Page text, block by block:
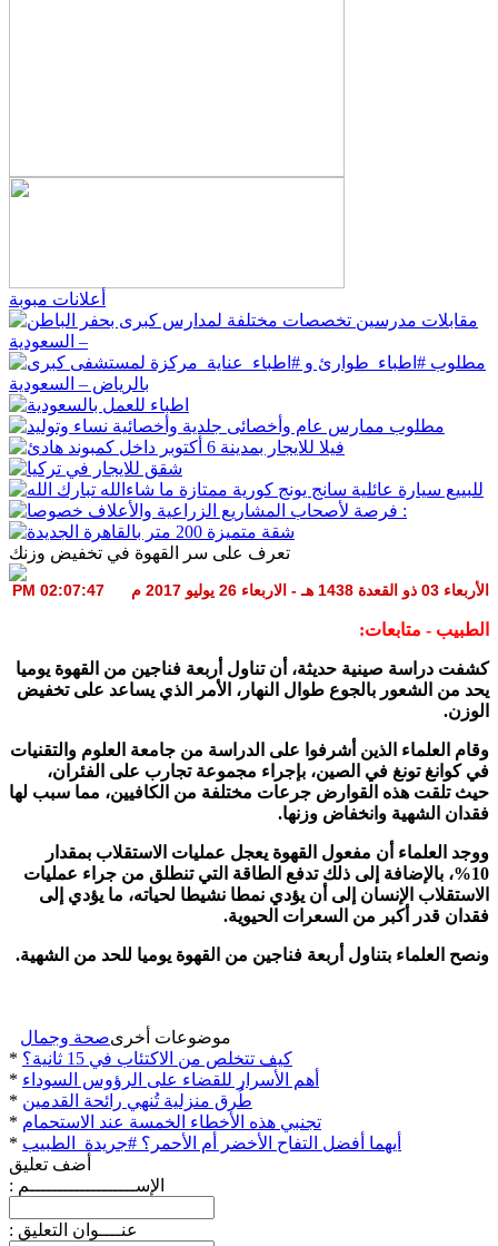
أعلانات مبوبة
تعرف على سر القهوة في تخفيض وزنك
الأربعاء 03 ذو القعدة 1438 هـ - الاربعاء 26 يوليو 2017 م 02:07:47 PM
الطبيب - متابعات:
كشفت دراسة صينية حديثة، أن تناول أربعة فناجين من القهوة يوميا
يحد من الشعور بالجوع طوال النهار، الأمر الذي يساعد على تخفيض
الوزن.
وقام العلماء الذين أشرفوا على الدراسة من جامعة العلوم والتقنيات
في كوانغ تونغ في الصين، بإجراء مجموعة تجارب على الفئران،
حيث تلقت هذه القوارض جرعات مختلفة من الكافيين، مما سبب لها
فقدان الشهية وانخفاض وزنها.
ووجد العلماء أن مفعول القهوة يعجل عمليات الاستقلاب بمقدار
10%، بالإضافة إلى ذلك تدفع الطاقة التي تنطلق من جراء عمليات
الاستقلاب الإنسان إلى أن يؤدي نمطا نشيطا لحياته، ما يؤدي إلى
فقدان قدر أكبر من السعرات الحيوية.
ونصح العلماء بتناول أربعة فناجين من القهوة يوميا للحد من الشهية.
موضوعات أخرىصحة وجمال
*
كيف تتخلص من الاكتئاب في 15 ثانية؟
* أهم الأسرار للقضاء على الرؤوس السوداء
* طُرق منزلية تُنهي رائحة القدمين
* تجنبي هذه الأخطاء الخمسة عند الاستحمام
* أيهما أفضل التفاح الأخضر أم الأحمر؟ #جريدة_الطبيب
أضف تعليق
: الإســـــــــــــــــــم
: عنــــوان التعليق